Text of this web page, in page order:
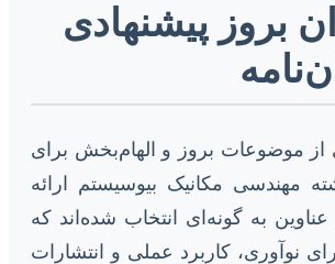
بروز پیشنهادی
از موضوعات بروز و الهام‌بخش برای
مهندسی مکانیک بیوسیستم ارائه
به گونه‌ای انتخاب شده‌اند که
نوآوری، کاربرد عملی و انتشارات